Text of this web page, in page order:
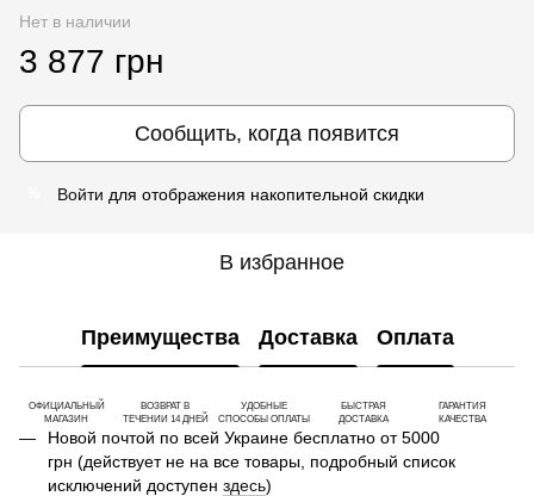
Нет в наличии
3 877 грн
Сообщить, когда появится
Войти для отображения накопительной скидки
В избранное
Преимущества Доставка Оплата
ОФИЦИАЛЬНЫЙ
МАГАЗИН
ВОЗВРАТ В
ТЕЧЕНИИ 14 ДНЕЙ
УДОБНЫЕ
СПОСОБЫ ОПЛАТЫ
БЫСТРАЯ
ДОСТАВКА
ГАРАНТИЯ
КАЧЕСТВА
Новой почтой по всей Украине бесплатно от 5000
грн (действует не на все товары, подробный список
исключений доступен здесь)